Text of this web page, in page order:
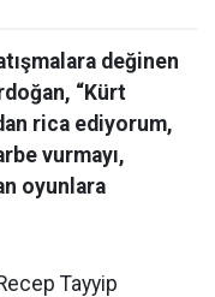
değinen
“Kürt
rica ediyorum,
vurmayı,
oyunlara
Tayyip